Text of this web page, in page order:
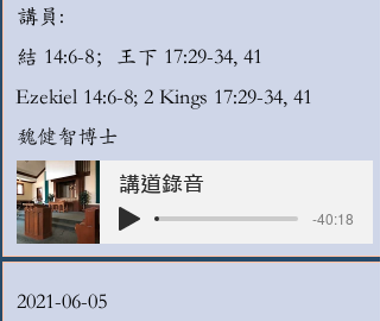
講員:
結 14:6-8；王下 17:29-34, 41
Ezekiel 14:6-8; 2 Kings 17:29-34, 41
魏健智博士
講道錄音
-40:18
2021-06-05